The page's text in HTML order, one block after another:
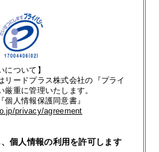
について】
リードプラス株式会社の『プライ
重に管理いたします。
個人情報保護同意書』
privacy/agreement
、個人情報の利用を許可します